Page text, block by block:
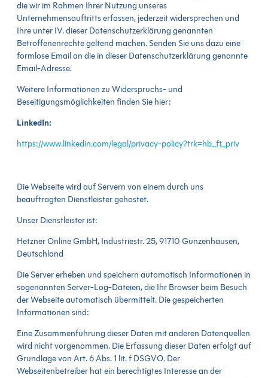
die wir im Rahmen Ihrer Nutzung unseres
Unternehmensauftritts erfassen, jederzeit widersprechen und
Ihre unter IV. dieser Datenschutzerklärung genannten
Betroffenenrechte geltend machen. Senden Sie uns dazu eine
formlose Email an die in dieser Datenschutzerklärung genannte
Email-Adresse.
Weitere Informationen zu Widerspruchs- und
Beseitigungsmöglichkeiten finden Sie hier:
LinkedIn:
https://www.linkedin.com/legal/privacy-policy?trk=hb_ft_priv
Die Webseite wird auf Servern von einem durch uns
beauftragten Dienstleister gehostet.
Unser Dienstleister ist:
Hetzner Online GmbH, Industriestr. 25, 91710 Gunzenhausen,
Deutschland
Die Server erheben und speichern automatisch Informationen in
sogenannten Server-Log-Dateien, die Ihr Browser beim Besuch
der Webseite automatisch übermittelt. Die gespeicherten
Informationen sind:
Eine Zusammenführung dieser Daten mit anderen Datenquellen
wird nicht vorgenommen. Die Erfassung dieser Daten erfolgt auf
Grundlage von Art. 6 Abs. 1 lit. f DSGVO. Der
Webseitenbetreiber hat ein berechtigtes Interesse an der